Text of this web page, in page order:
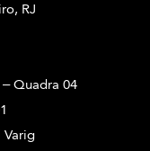
RJ
Quadra 04
Varig